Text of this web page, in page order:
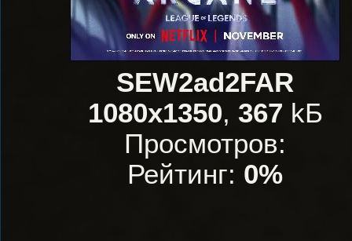
SEW2ad2FAR
1080x1350, 367 kБ
Просмотров:
Рейтинг: 0%